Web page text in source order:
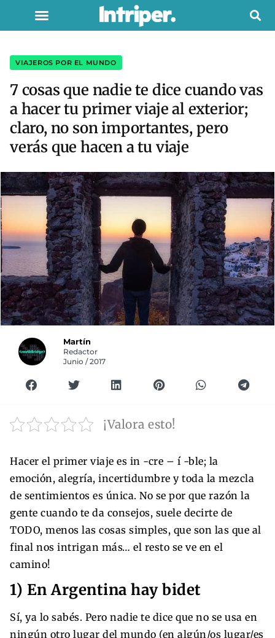
VIAJEROS POR EL MUNDO
7 cosas que nadie te dice cuando vas
a hacer tu primer viaje al exterior;
claro, no son importantes, pero
verás que hacen a tu viaje
Martín
Redactor
Junio / 2017
¡Valora esto!
Hacer el primer viaje es in -cre – í -ble; la
emoción, alegría, incertidumbre y toda la mezcla
de sentimientos es única. No se por que razón la
gente cuando te da consejos, suele decirte de
TODO, menos las cosas simples, que son las que al
final nos intrigan más… el resto se ve en el
camino!
1) En Argentina hay bidet
Sí, ya lo sabés. Pero nadie te dice que no se usa en
ningún otro lugar del mundo (en algún/os lugar/es